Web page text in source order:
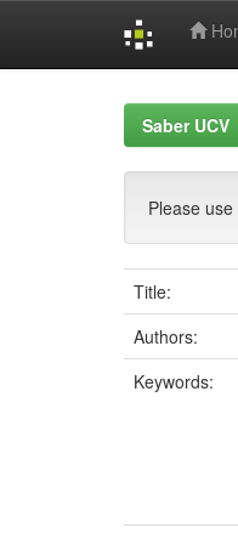
Saber UCV
Please
Title:
Authors:
Keywords: